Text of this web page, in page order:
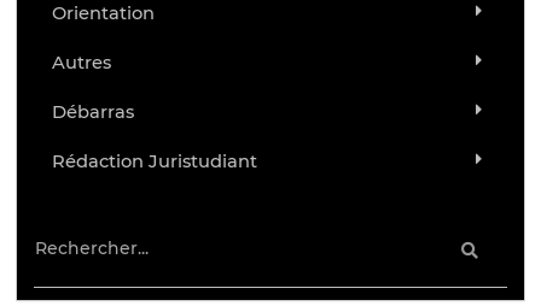
Orientation
Autres
Débarras
Rédaction Juristudiant